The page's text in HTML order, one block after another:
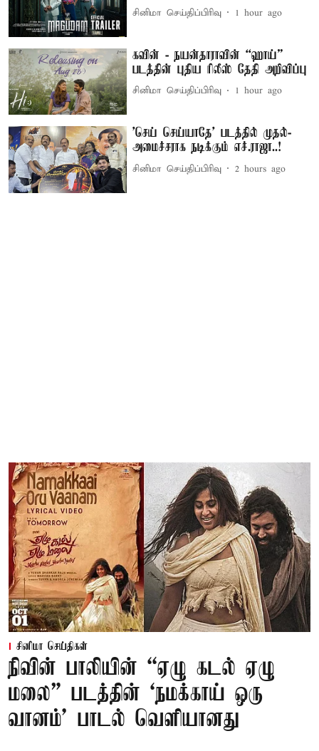
சினிமா செய்திப்பிரிவு 1 hour ago
கவின் - நயன்தாராவின் “ஹாய்”
படத்தின் புதிய ரிலீஸ் தேதி அறிவிப்பு
சினிமா செய்திப்பிரிவு 1 hour ago
'செய் செய்யாதே' படத்தில் முதல்-
அமைச்சராக நடிக்கும் எச்.ராஜா..!
சினிமா செய்திப்பிரிவு 2 hours ago
சினிமா செய்திகள்
நிவின் பாலியின் “ஏழு கடல் ஏழு
மலை” படத்தின் ‘நமக்காய் ஒரு
வானம்’ பாடல் வெளியானது